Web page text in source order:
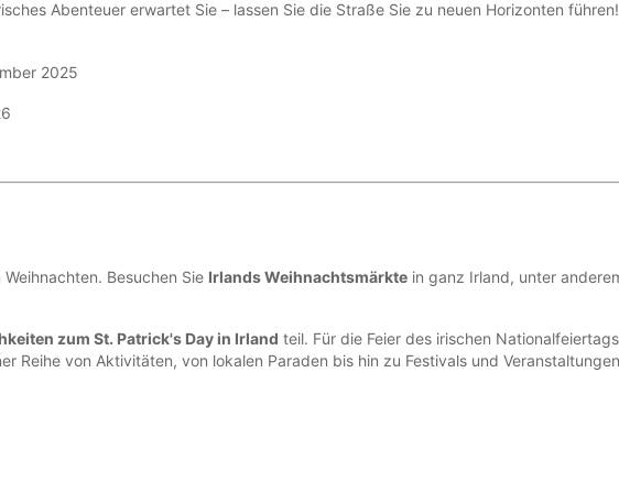
Abenteuer erwartet Sie – lassen Sie die Straße Sie zu neuen Horizonten führen!
2025
Besuchen Sie Irlands Weihnachtsmärkte in ganz Irland, unter
zum St. Patrick's Day in Irland teil. Für die Feier des irischen
Reihe von Aktivitäten, von lokalen Paraden bis hin zu Festivals und